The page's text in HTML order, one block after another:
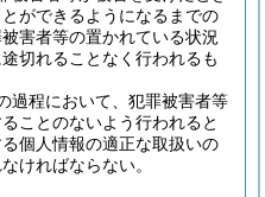
ができるようになるまでの
害者等の置かれている状況
切れることなく行われるも
過程において、犯罪被害者等
ことのないよう行われると
個人情報の適正な取扱いの
ければならない。